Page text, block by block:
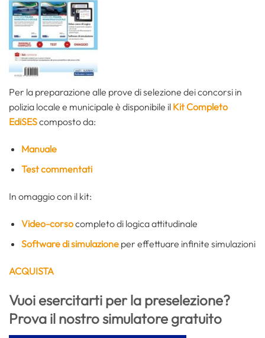
Per la preparazione alle prove di selezione dei concorsi in
polizia locale e municipale è disponibile il Kit Completo
EdiSEScomposto da:
Manuale
Test commentati
In omaggio con il kit:
Video-corsocompleto di logica attitudinale
Software di simulazioneper effettuare infinite simulazioni
ACQUISTA
Vuoi esercitarti per la preselezione?
Prova il nostro simulatore gratuito